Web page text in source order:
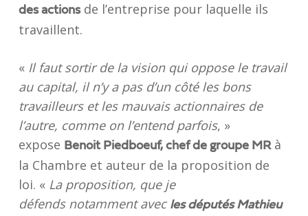
des actionsde l’entreprise pour laquelle ils
travaillent.
« Il faut sortir de la vision qui oppose le travail
au capital, il n’y a pas d’un côté les bons
travailleurs et les mauvais actionnaires de
l’autre, comme on l’entend parfois, »
expose Benoit Piedboeuf, chef de groupe MRà
la Chambre et auteur de la proposition de
loi. « La proposition, que je
défends notamment avec les députés Mathieu